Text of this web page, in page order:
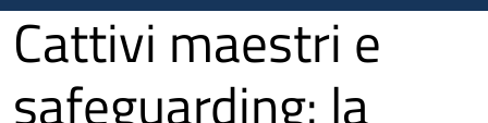
Cattivi maestri e
safeguarding: la